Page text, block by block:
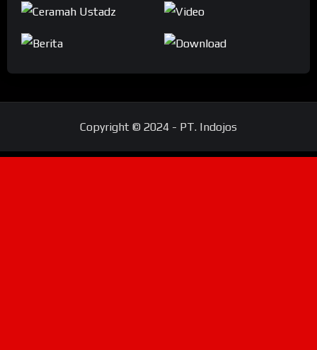
Copyright © 2024 - PT. Indojos